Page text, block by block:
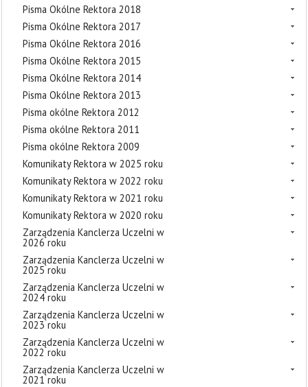
Pisma Okólne Rektora 2018
Pisma Okólne Rektora 2017
Pisma Okólne Rektora 2016
Pisma Okólne Rektora 2015
Pisma Okólne Rektora 2014
Pisma Okólne Rektora 2013
Pisma okólne Rektora 2012
Pisma okólne Rektora 2011
Pisma okólne Rektora 2009
Komunikaty Rektora w 2025 roku
Komunikaty Rektora w 2022 roku
Komunikaty Rektora w 2021 roku
Komunikaty Rektora w 2020 roku
Zarządzenia Kanclerza Uczelni w
2026 roku
Zarządzenia Kanclerza Uczelni w
2025 roku
Zarządzenia Kanclerza Uczelni w
2024 roku
Zarządzenia Kanclerza Uczelni w
2023 roku
Zarządzenia Kanclerza Uczelni w
2022 roku
Zarządzenia Kanclerza Uczelni w
2021 roku